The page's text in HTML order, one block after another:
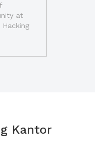
at
Kantor